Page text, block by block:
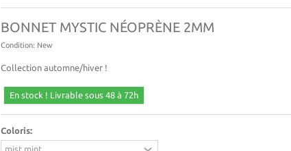
BONNET MYSTIC NÉOPRÈNE 2MM
Condition: New
Collection automne/hiver !
En stock ! Livrable sous 48 à 72h
Coloris: